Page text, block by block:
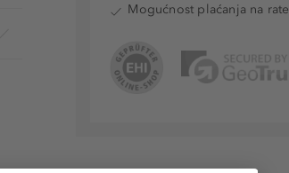
Mogućnost plaćanja na rate